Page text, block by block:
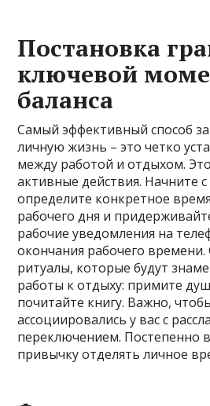
Постановка
ключевой
баланса
Самый эффективный способ
личную жизнь – это четко
между работой и отдыхом.
активные действия. Начните с
определите конкретное
рабочего дня и
рабочие уведомления на
окончания рабочего времени.
ритуалы, которые будут
работы к отдыху: примите
почитайте книгу. Важно,
ассоциировались у вас с
переключением. Постепенно
привычку отделять личное